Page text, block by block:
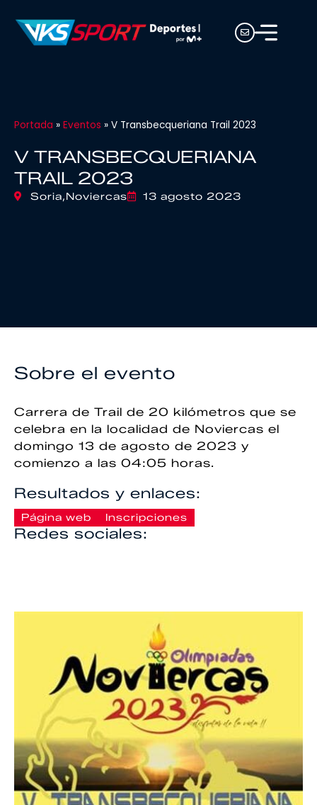
Portada » Eventos » V Transbecqueriana Trail 2023
V TRANSBECQUERIANA
TRAIL 2023
Soria,Noviercas 13 agosto 2023
Sobre el evento
Carrera de Trail de 20 kilómetros que se
celebra en la localidad de Noviercas el
domingo 13 de agosto de 2023 y
comienzo a las 04:05 horas.
Resultados y enlaces:
Página web Inscripciones
Redes sociales: